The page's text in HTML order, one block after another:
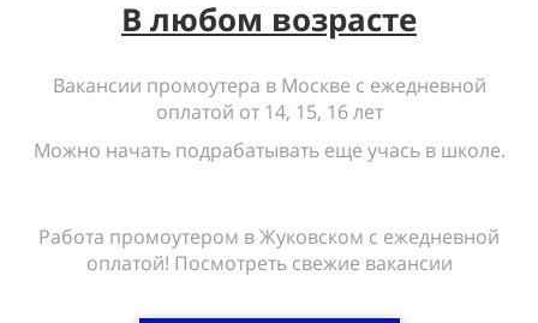
В любом возрасте
Вакансии промоутера в Москве с ежедневной
оплатой от 14, 15, 16 лет
Можно начать подрабатывать еще учась в школе.
Работа промоутером в Жуковском с ежедневной
оплатой! Посмотреть свежие вакансии